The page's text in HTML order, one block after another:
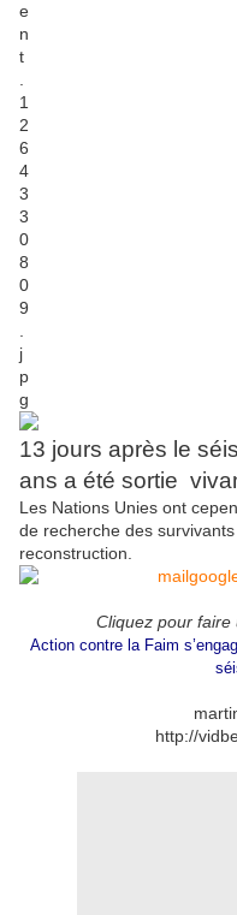
13 jours après le
ans a été sortie
Les Nations Unies ont
de recherche des
reconstruction.
Cliquez pour faire
Action contre la Faim
http://